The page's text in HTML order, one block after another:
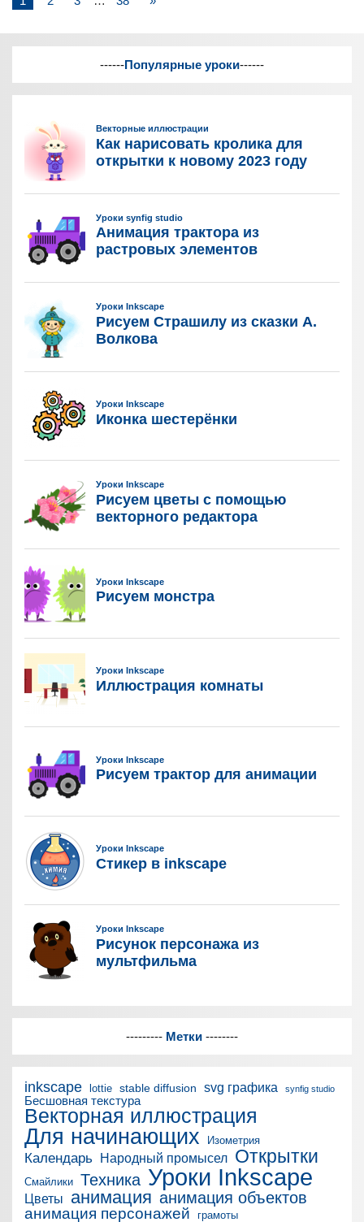
------Популярные уроки------
--------- Метки --------
inkscape lottie stable diffusion svg графика synfig studio
Бесшовная текстура
Векторная иллюстрация
Для начинающих Изометрия
Календарь Народный промысел Открытки
Смайлики Техника Уроки Inkscape
Цветы анимация анимация объектов
анимация персонажей грамоты